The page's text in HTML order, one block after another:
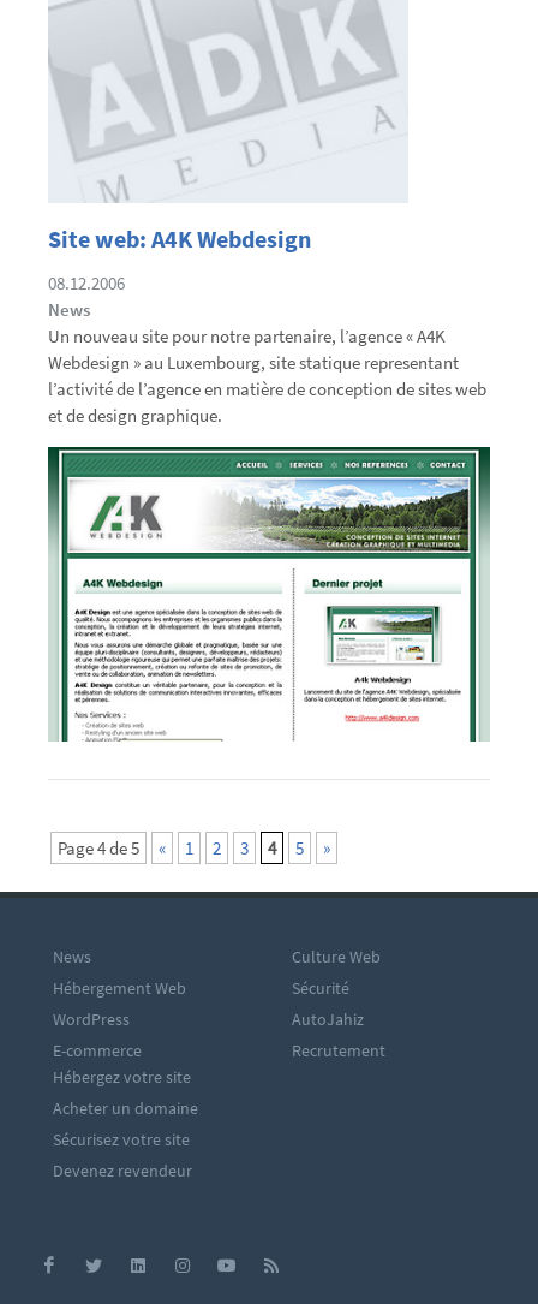
Site web: A4K Webdesign
08.12.2006
News
Un nouveau site pour notre partenaire, l’agence « A4K
Webdesign » au Luxembourg, site statique representant
l’activité de l’agence en matière de conception de sites web
et de design graphique.
Page 4 de 5 « 1 2 3 4 5 »
News
Hébergement Web
WordPress
E-commerce
Culture Web
Sécurité
AutoJahiz
Recrutement
Hébergez votre site
Acheter un domaine
Sécurisez votre site
Devenez revendeur